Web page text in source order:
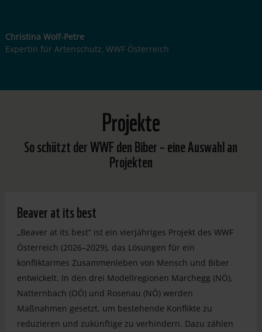
Christina Wolf-Petre
Expertin für Artenschutz, WWF Österreich
Projekte
So schützt der WWF den Biber – eine Auswahl an
Projekten
Beaver at its best
„Beaver at its best“ ist ein vierjähriges Projekt des WWF
Österreich (2026–2029), das Lösungen für ein
konfliktarmes Zusammenleben von Mensch und Biber
entwickelt. In den drei Modellregionen Marchegg (NÖ),
Natternbach (OÖ) und Rosenau (NÖ) werden
Maßnahmen gesetzt, um bestehende Konflikte zu
reduzieren und zukünftige zu verhindern. Dazu zählen